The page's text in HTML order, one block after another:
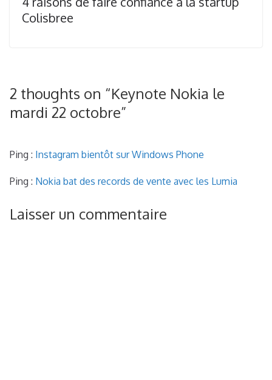
Colisbree
2 thoughts on “Keynote Nokia le
mardi 22 octobre”
Ping : Instagram bientôt sur Windows Phone
Ping : Nokia bat des records de vente avec les Lumia
Laisser un commentaire